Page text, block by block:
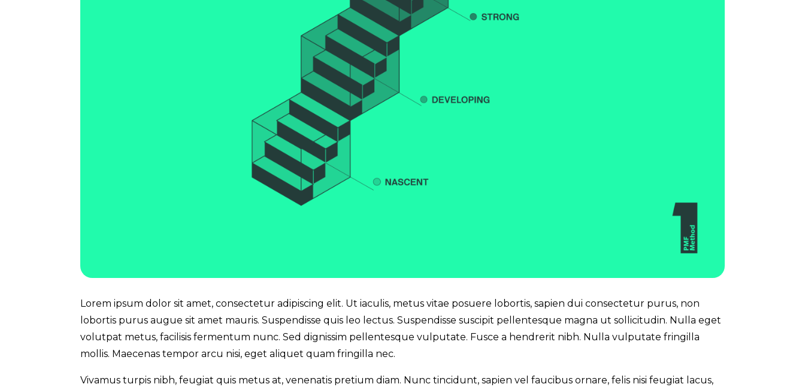
Lorem ipsum dolor sit amet, consectetur adipiscing elit. Ut iaculis, metus vitae posuere lobortis, sapien dui consectetur purus, non
lobortis purus augue sit amet mauris. Suspendisse quis leo lectus. Suspendisse suscipit pellentesque magna ut sollicitudin. Nulla eget
volutpat metus, facilisis fermentum nunc. Sed dignissim pellentesque vulputate. Fusce a hendrerit nibh. Nulla vulputate fringilla
mollis. Maecenas tempor arcu nisi, eget aliquet quam fringilla nec.
Vivamus turpis nibh, feugiat quis metus at, venenatis pretium diam. Nunc tincidunt, sapien vel faucibus ornare, felis nisi feugiat lacus,